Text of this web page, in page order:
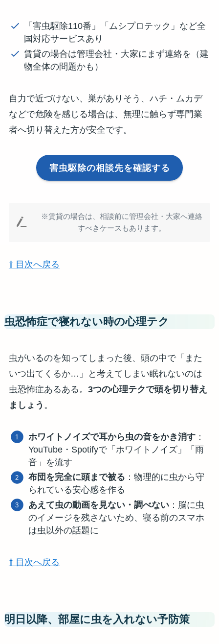
「害虫駆除110番」「ムシプロテック」など全
国対応サービスあり
賃貸の場合は管理会社・大家にまず連絡を（建
物全体の問題かも）
自力で近づけない、巣がありそう、ハチ・ムカデ
などで危険を感じる場合は、無理に触らず専門業
者へ切り替えた方が安全です。
害虫駆除の相談先を確認する
※賃貸の場合は、相談前に管理会社・大家へ連絡
すべきケースもあります。
⇧ 目次へ戻る
虫恐怖症で寝れない時の心理テク
虫がいるのを知ってしまった後、頭の中で「また
いつ出てくるか…」と考えてしまい眠れないのは
虫恐怖症あるある。 3つの心理テクで頭を切り替え
ましょう 。
ホワイトノイズで耳から虫の音をかき消す ：
YouTube・Spotifyで「ホワイトノイズ」「雨
音」を流す
布団を完全に頭まで被る ：物理的に虫から守
られている安心感を作る
あえて虫の動画を見ない・調べない ：脳に虫
のイメージを残さないため、寝る前のスマホ
は虫以外の話題に
⇧ 目次へ戻る
明日以降、部屋に虫を入れない予防策